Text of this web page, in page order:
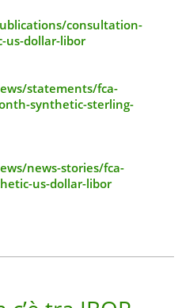
consultation-
us-dollar-libor
statements/fca-
synthetic-sterling-
news-stories/fca-
us-dollar-libor